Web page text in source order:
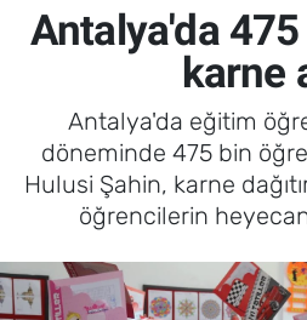
Antalya'da
karne
Antalya'da eğitim
döneminde 475 bin
Hulusi Şahin, karne
öğrencilerin